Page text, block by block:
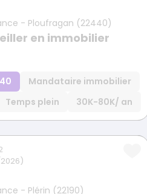
- Ploufragan (22440)
en immobilier
Mandataire immobilier
Temps plein 30K-80K/ an
- Plérin (22190)